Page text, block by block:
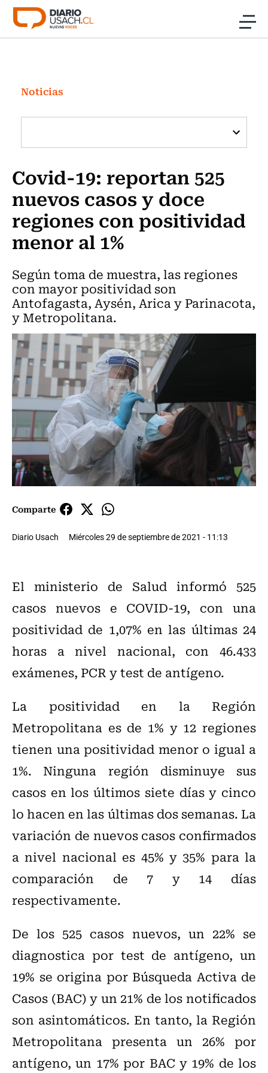
Click acá para ir directamente al contenido
Investigación
Cultura
Programas Radio y TV Usach
Noticias
Covid-19: reportan 525
nuevos casos y doce
regiones con positividad
menor al 1%
Según toma de muestra, las regiones
con mayor positividad son
Antofagasta, Aysén, Arica y Parinacota,
y Metropolitana.
Comparte
Diario Usach Miércoles 29 de septiembre de 2021 - 11:13
El ministerio de Salud informó 525
casos nuevos e COVID-19, con una
positividad de 1,07% en las últimas 24
horas a nivel nacional, con 46.433
exámenes, PCR y test de antígeno.
La positividad en la Región
Metropolitana es de 1% y 12 regiones
tienen una positividad menor o igual a
1%. Ninguna región disminuye sus
casos en los últimos siete días y cinco
lo hacen en las últimas dos semanas. La
variación de nuevos casos confirmados
a nivel nacional es 45% y 35% para la
comparación de 7 y 14 días
respectivamente.
De los 525 casos nuevos, un 22% se
diagnostica por test de antígeno, un
19% se origina por Búsqueda Activa de
Casos (BAC) y un 21% de los notificados
son asintomáticos. En tanto, la Región
Metropolitana presenta un 26% por
antígeno, un 17% por BAC y 19% de los